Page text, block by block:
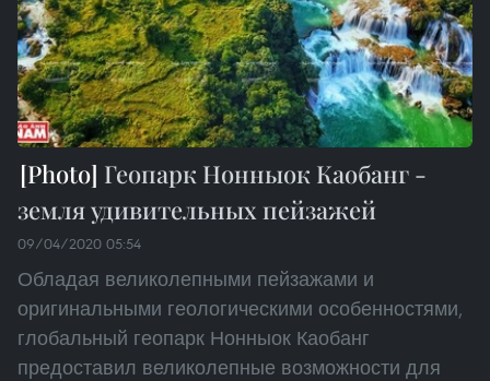
Геопарк Нонныок Каобанг -
земля удивительных пейзажей
09/04/2020 05:54
Обладая великолепными пейзажами и
оригинальными геологическими особенностями,
глобальный геопарк Нонныок Каобанг
предоставил великолепные возможности для